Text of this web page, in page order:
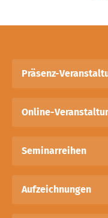
Präsenz-
Online-
Seminarreihen
Aufzeichnungen